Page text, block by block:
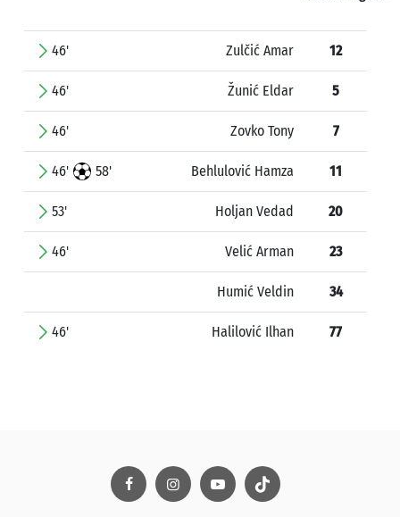
46' Zulčić Amar 12
46' Žunić Eldar 5
46' Zovko Tony 7
46' 58' Behlulović Hamza 11
53' Holjan Vedad 20
46' Velić Arman 23
Humić Veldin 34
46' Halilović Ilhan 77